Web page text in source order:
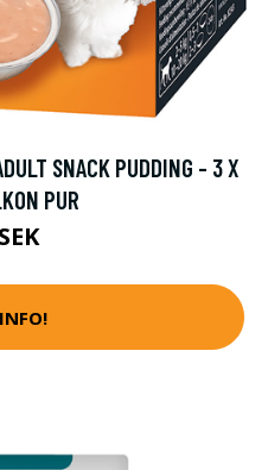
SNACK PUDDING - 3 X
PUR